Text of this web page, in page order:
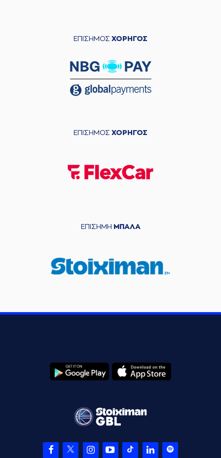
ΕΠΙΣΗΜΟΣ ΧΟΡΗΓΟΣ
ΕΠΙΣΗΜΟΣ ΧΟΡΗΓΟΣ
ΕΠΙΣΗΜΗ ΜΠΑΛΑ